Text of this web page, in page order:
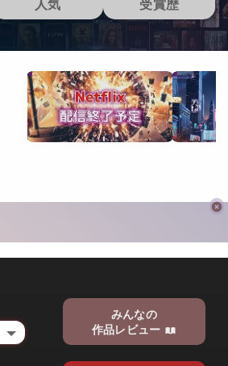
みんなの
作品レビュー